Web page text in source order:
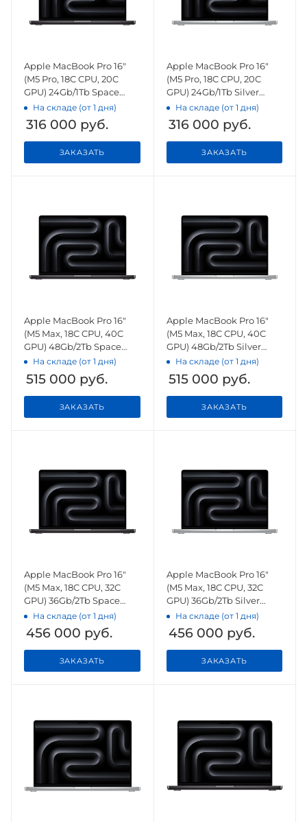
Apple MacBook Pro 16"
(M5 Pro, 18C CPU, 20C
GPU) 24Gb/1Tb Space
Black (MGEA4)
На складе (от 1 дня)
316 000 руб.
ЗАКАЗАТЬ
Apple MacBook Pro 16"
(M5 Pro, 18C CPU, 20C
GPU) 24Gb/1Tb Silver
(MGE44)
На складе (от 1 дня)
316 000 руб.
ЗАКАЗАТЬ
Apple MacBook Pro 16"
(M5 Max, 18C CPU, 40C
GPU) 48Gb/2Tb Space
Black (MGEE4)
На складе (от 1 дня)
515 000 руб.
ЗАКАЗАТЬ
Apple MacBook Pro 16"
(M5 Max, 18C CPU, 40C
GPU) 48Gb/2Tb Silver
(MGE94)
На складе (от 1 дня)
515 000 руб.
ЗАКАЗАТЬ
Apple MacBook Pro 16"
(M5 Max, 18C CPU, 32C
GPU) 36Gb/2Tb Space
Black (MGED4)
На складе (от 1 дня)
456 000 руб.
ЗАКАЗАТЬ
Apple MacBook Pro 16"
(M5 Max, 18C CPU, 32C
GPU) 36Gb/2Tb Silver
(MGE74)
На складе (от 1 дня)
456 000 руб.
ЗАКАЗАТЬ